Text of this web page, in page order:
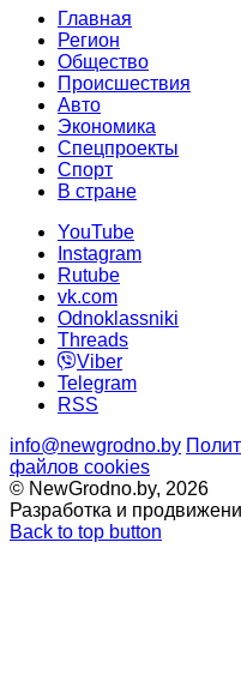
Главная
Регион
Общество
Происшествия
Авто
Экономика
Спецпроекты
Cпорт
В стране
YouTube
Instagram
Rutube
vk.com
Odnoklassniki
Threads
Viber
Telegram
RSS
info@newgrodno.by
файлов cookies
© NewGrodno.by, 2026
Разработка и
Back to top button